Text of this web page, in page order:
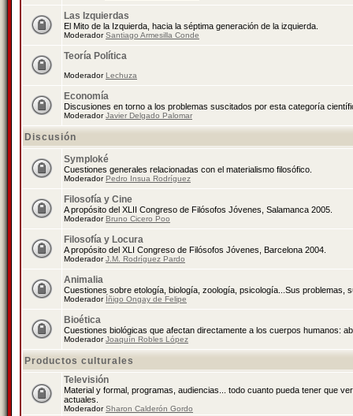
Las Izquierdas
El Mito de la Izquierda, hacia la séptima generación de la izquierda.
ModeradorSantiago Armesilla Conde
Teoría Política
ModeradorLechuza
Economía
Discusiones en torno a los problemas suscitados por esta categoría
ModeradorJavier Delgado Palomar
Discusión
Symploké
Cuestiones generales relacionadas con el materialismo filosófico.
ModeradorPedro Insua Rodríguez
Filosofía y Cine
A propósito del XLII Congreso de Filósofos Jóvenes, Salamanca 2005.
ModeradorBruno Cicero Poo
Filosofía y Locura
A propósito del XLI Congreso de Filósofos Jóvenes, Barcelona 2004.
ModeradorJ.M. Rodríguez Pardo
Animalia
Cuestiones sobre etología, biología, zoología, psicología...Sus problemas,
Moderador Íñigo Ongay de Felipe
Bioética
Cuestiones biológicas que afectan directamente a los cuerpos humanos:
ModeradorJoaquín Robles López
Productos culturales
Televisión
Material y formal, programas, audiencias... todo cuanto pueda tener que
actuales.
ModeradorSharon Calderón Gordo